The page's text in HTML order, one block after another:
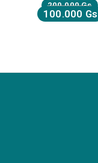
200.000Gs
100.000 Gs